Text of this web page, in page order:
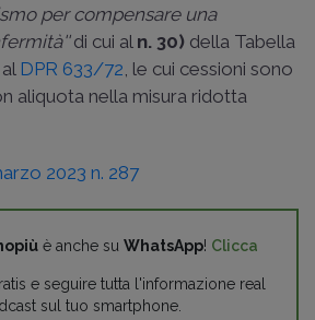
per compensare una
di cui al n. 30) della Tabella
DPR 633/72, le cui cessioni sono
aliquota nella misura ridotta
2023 n. 287
è anche su WhatsApp! Clicca
e seguire tutta l'informazione real
sul tuo smartphone.